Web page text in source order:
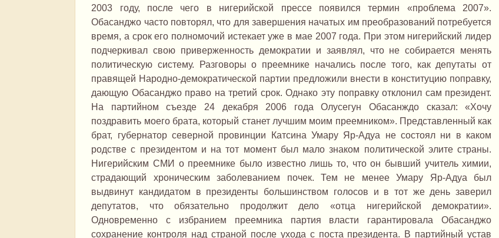
2003 году, после чего в нигерийской прессе появился термин «проблема 2007».
Обасанджо часто повторял, что для завершения начатых им преобразований потребуется
время, а срок его полномочий истекает уже в мае 2007 года. При этом нигерийский лидер
подчеркивал свою приверженность демократии и заявлял, что не собирается менять
политическую систему. Разговоры о преемнике начались после того, как депутаты от
правящей Народно-демократической партии предложили внести в конституцию поправку,
дающую Обасанджо право на третий срок. Однако эту поправку отклонил сам президент.
На партийном съезде 24 декабря 2006 года Олусегун Обасанждо сказал: «Хочу
поздравить моего брата, который станет лучшим моим преемником». Представленный как
брат, губернатор северной провинции Катсина Умару Яр-Адуа не состоял ни в каком
родстве с президентом и на тот момент был мало знаком политической элите страны.
Нигерийским СМИ о преемнике было известно лишь то, что он бывший учитель химии,
страдающий хроническим заболеванием почек. Тем не менее Умару Яр-Адуа был
выдвинут кандидатом в президенты большинством голосов и в тот же день заверил
депутатов, что обязательно продолжит дело «отца нигерийской демократии».
Одновременно с избранием преемника партия власти гарантировала Обасанджо
сохранение контроля над страной после ухода с поста президента. В партийный устав